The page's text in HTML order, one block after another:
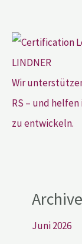
Wir
RS – und
zu entwickeln.
Juni 2026